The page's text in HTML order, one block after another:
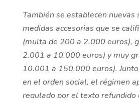
También se establecen nuevas
medidas accesorias que se
(multa de 200 a 2.000 euros),
2.001 a 10.000 euros) y muy
10.001 a 150.000 euros).
en el orden social, el régimen
regulado por el texto refundido